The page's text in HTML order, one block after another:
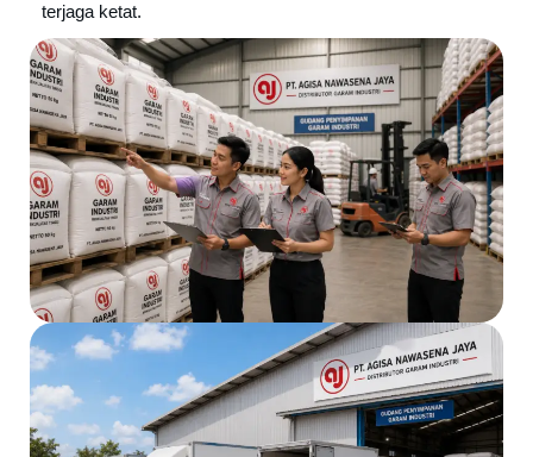
terjaga ketat.